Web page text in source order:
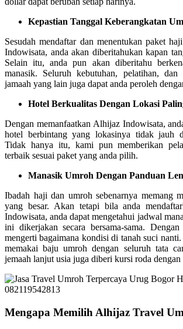
Kepastian Tanggal Keberangkatan
Sesudah mendaftar dan menentukan paket
Indowisata, anda akan diberitahukan kapan
Selain itu, anda pun akan diberitahu
manasik. Seluruh kebutuhan, pelatihan, dan
jamaah yang lain juga dapat anda peroleh
Hotel Berkualitas Dengan Lokasi
Dengan memanfaatkan Alhijaz Indowisata,
hotel berbintang yang lokasinya tidak jauh
Tidak hanya itu, kami pun memberikan
terbaik sesuai paket yang anda pilih.
Manasik Umroh Dengan Panduan
Ibadah haji dan umroh sebenarnya memang
yang besar. Akan tetapi bila anda
Indowisata, anda dapat mengetahui jadwal
ini dikerjakan secara bersama-sama.
mengerti bagaimana kondisi di tanah suci
memakai baju umroh dengan seluruh tata
jemaah lanjut usia juga diberi kursi roda dengan
Mengapa Memilih Alhijaz Travel